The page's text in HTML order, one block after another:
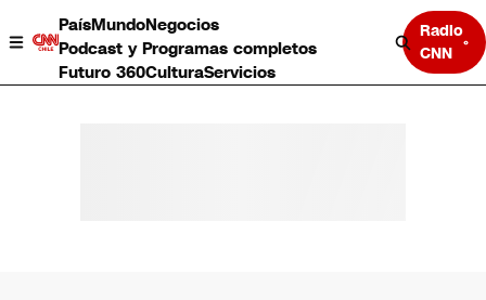
PaísMundoNegocios
Podcast y Programas completos
Futuro 360CulturaServicios
Radio
CNN